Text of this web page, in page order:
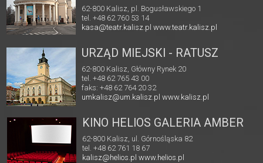
62-800 Kalisz, pl. Bogusławskiego 1
tel. +48 62 760 53 14
kasa@teatr.kalisz.pl www.teatr.kalisz.pl
URZĄD MIEJSKI - RATUSZ
62-800 Kalisz, Główny Rynek 20
tel. +48 62 765 43 00
faks: +48 62 764 20 32
umkalisz@um.kalisz.plwww.kalisz.pl
KINO HELIOS GALERIA AMBER
62-800 Kalisz, ul. Górnośląska 82
tel. +48 62 761 18 67
kalisz@helios.pl www.helios.pl